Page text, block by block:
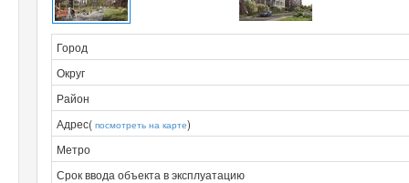
Город
Округ
Район
Адрес( посмотреть на карте)
Метро
Срок ввода объекта в эксплуатацию